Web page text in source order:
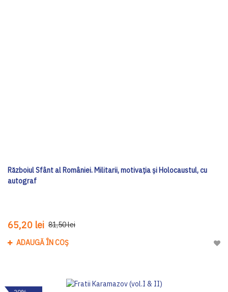
Războiul Sfânt al României. Militarii, motivația și Holocaustul, cu
autograf
65,20 lei 81,50 lei
ADAUGĂ ÎN COȘ